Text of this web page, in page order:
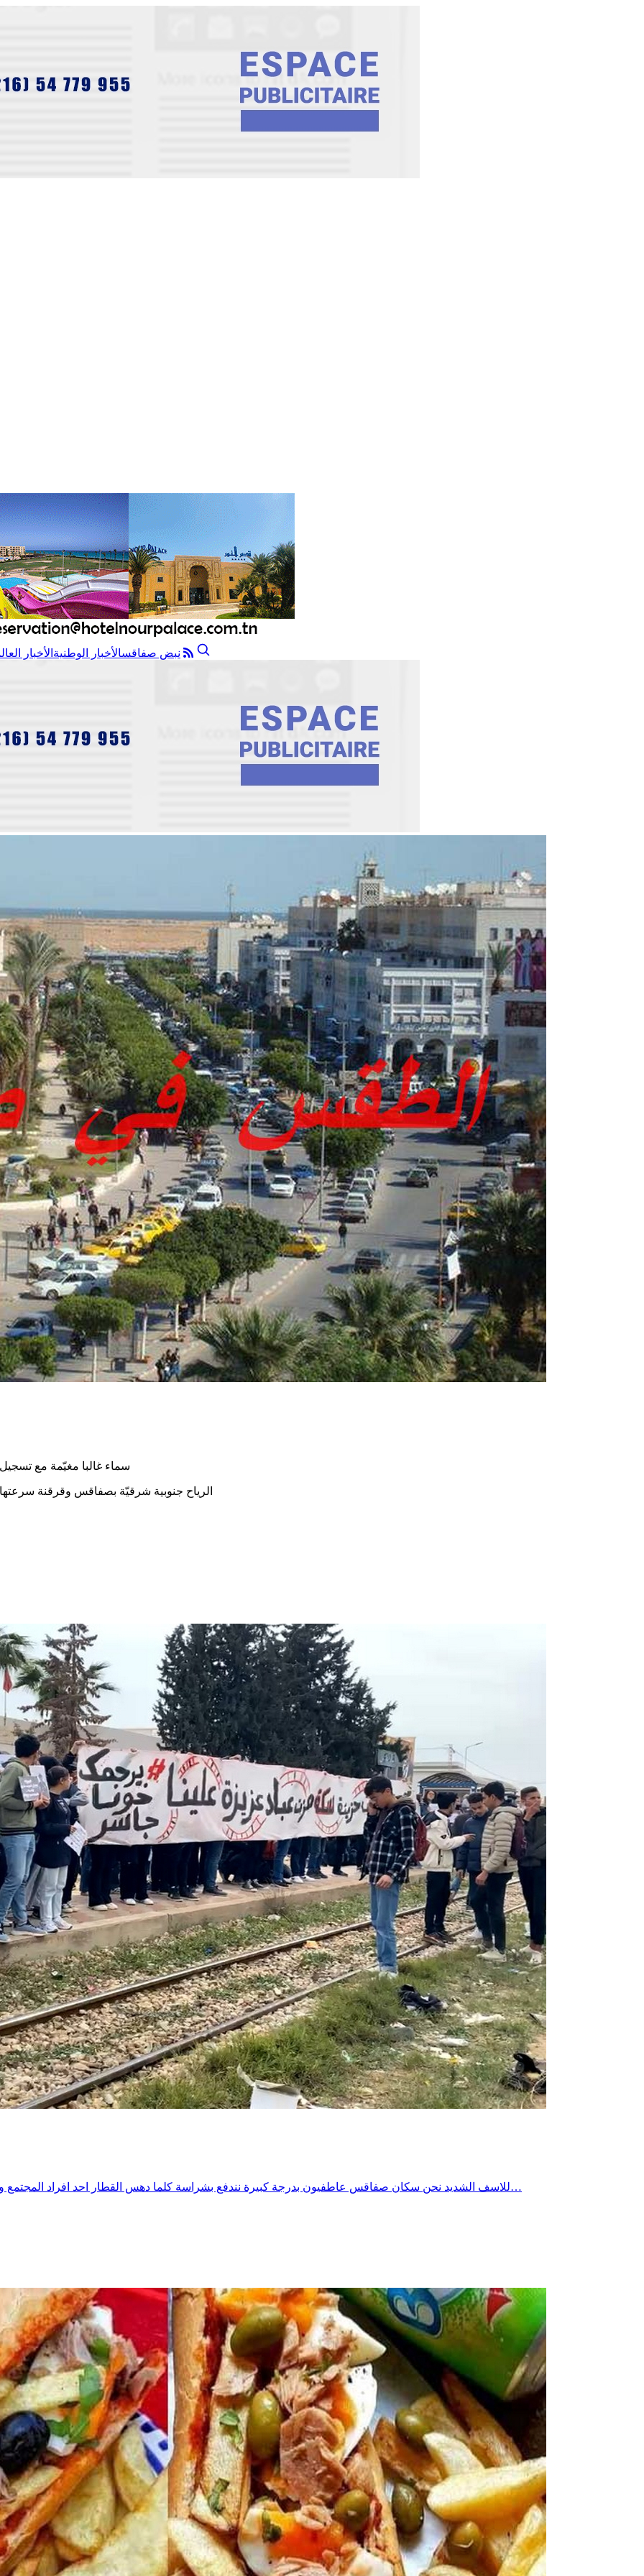
نبض صفاقسالأخبار الوطنية الأخبار
سماء غالبا مغيّمة مع تسجيل ارتفاع طفيف
الرياح جنوبية شرقيّة بصفاقس وقرقنة سرعتها 17و14 كلم في الساعة بينما تكون جنوبية سرعتها 21 كلم في الساعة
للاسف الشديد نحن سكان صفاقس عاطفيون بدرجة كبيرة نندفع بشراسة كلما دهس القطار احد افراد المجتمع ونصيح وننظم المسيرات ونحتج ونطالب ثمّ فجأة ننطفئ في لمح البصر…